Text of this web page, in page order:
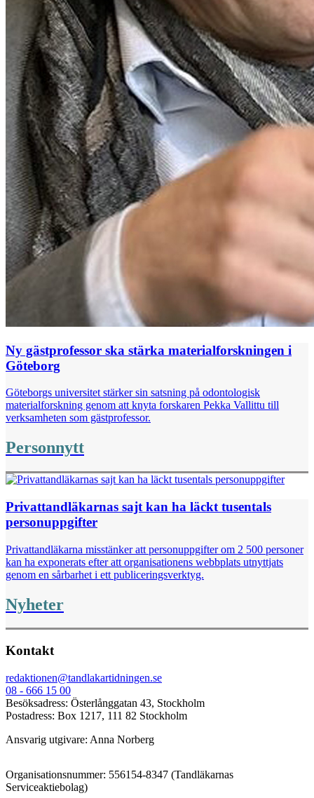
Ny gästprofessor ska stärka materialforskningen i
Göteborg
Göteborgs universitet stärker sin satsning på odontologisk
materialforskning genom att knyta forskaren Pekka Vallittu till
verksamheten som gästprofessor.
Personnytt
Privattandläkarnas sajt kan ha läckt tusentals
personuppgifter
Privattandläkarna misstänker att personuppgifter om 2 500 personer
kan ha exponerats efter att organisationens webbplats utnyttjats
genom en sårbarhet i ett publiceringsverktyg.
Nyheter
Kontakt
redaktionen@tandlakartidningen.se
08 - 666 15 00
Besöksadress: Österlånggatan 43, Stockholm
Postadress: Box 1217, 111 82 Stockholm
Ansvarig utgivare: Anna Norberg
Organisationsnummer: 556154-8347 (Tandläkarnas
Serviceaktiebolag)